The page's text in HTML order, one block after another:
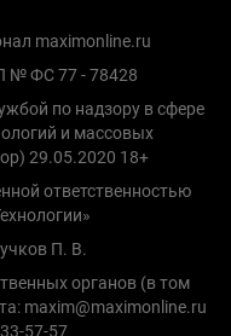
maximonline.ru
№ ФС 77 - 78428
по надзору в сфере
и массовых
29.05.2020 18+
ответственностью
П. В.
органов (в том
maxim@maximonline.ru
57-57